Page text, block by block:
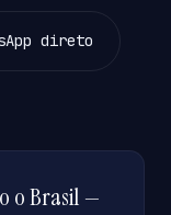
direto
o Brasil —